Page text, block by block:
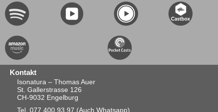
Kontakt
Isonatura – Thomas Auer
St. Gallerstrasse 126
CH-9032 Engelburg
Tel. 077 400 93 97 (Auch Whatsapp)